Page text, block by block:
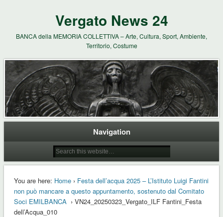
Vergato News 24
BANCA della MEMORIA COLLETTIVA – Arte, Cultura, Sport, Ambiente,
Territorio, Costume
Navigation
You are here: Home› Festa dell’acqua 2025 – L’Istituto Luigi Fantini
non può mancare a questo appuntamento, sostenuto dal Comitato
Soci EMILBANCA › VN24_20250323_Vergato_ILF Fantini_Festa
dell’Acqua_010